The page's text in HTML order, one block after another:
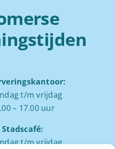
t/m vrijdag
– 17.00 uur
Stadscafé:
t/m vrijdag